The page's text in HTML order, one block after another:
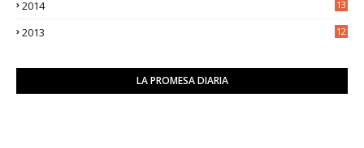
2014
13
2013
12
LA PROMESA DIARIA